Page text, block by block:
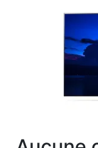
Conditions
Catégories